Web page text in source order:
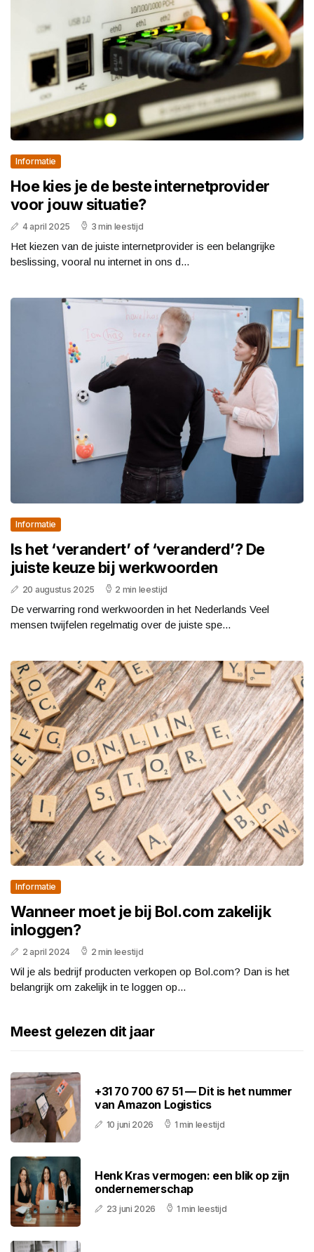
Informatie
Hoe kies je de beste internetprovider
voor jouw situatie?
4 april 2025 3 min leestijd
Het kiezen van de juiste internetprovider is een belangrijke
beslissing, vooral nu internet in ons d...
Informatie
Is het ‘verandert’ of ‘veranderd’? De
juiste keuze bij werkwoorden
20 augustus 2025 2 min leestijd
De verwarring rond werkwoorden in het Nederlands Veel
mensen twijfelen regelmatig over de juiste spe...
Informatie
Wanneer moet je bij Bol.com zakelijk
inloggen?
2 april 2024 2 min leestijd
Wil je als bedrijf producten verkopen op Bol.com? Dan is het
belangrijk om zakelijk in te loggen op...
Meest gelezen dit jaar
+31 70 700 67 51 — Dit is het nummer
van Amazon Logistics
10 juni 2026 1 min leestijd
Henk Kras vermogen: een blik op zijn
ondernemerschap
23 juni 2026 1 min leestijd